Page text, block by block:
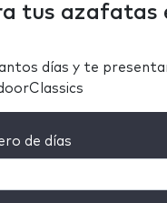
tus azafatas
días y te
de días